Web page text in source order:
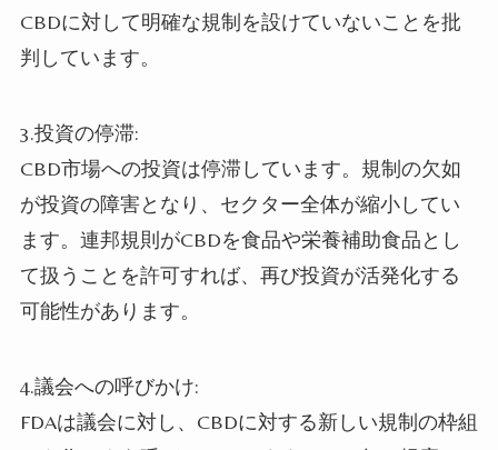
CBDに対して明確な規制を設けていないことを批
判しています。
3.投資の停滞:
CBD市場への投資は停滞しています。規制の欠如
が投資の障害となり、セクター全体が縮小してい
ます。連邦規則がCBDを食品や栄養補助食品とし
て扱うことを許可すれば、再び投資が活発化する
可能性があります。
4.議会への呼びかけ:
FDAは議会に対し、CBDに対する新しい規制の枠組